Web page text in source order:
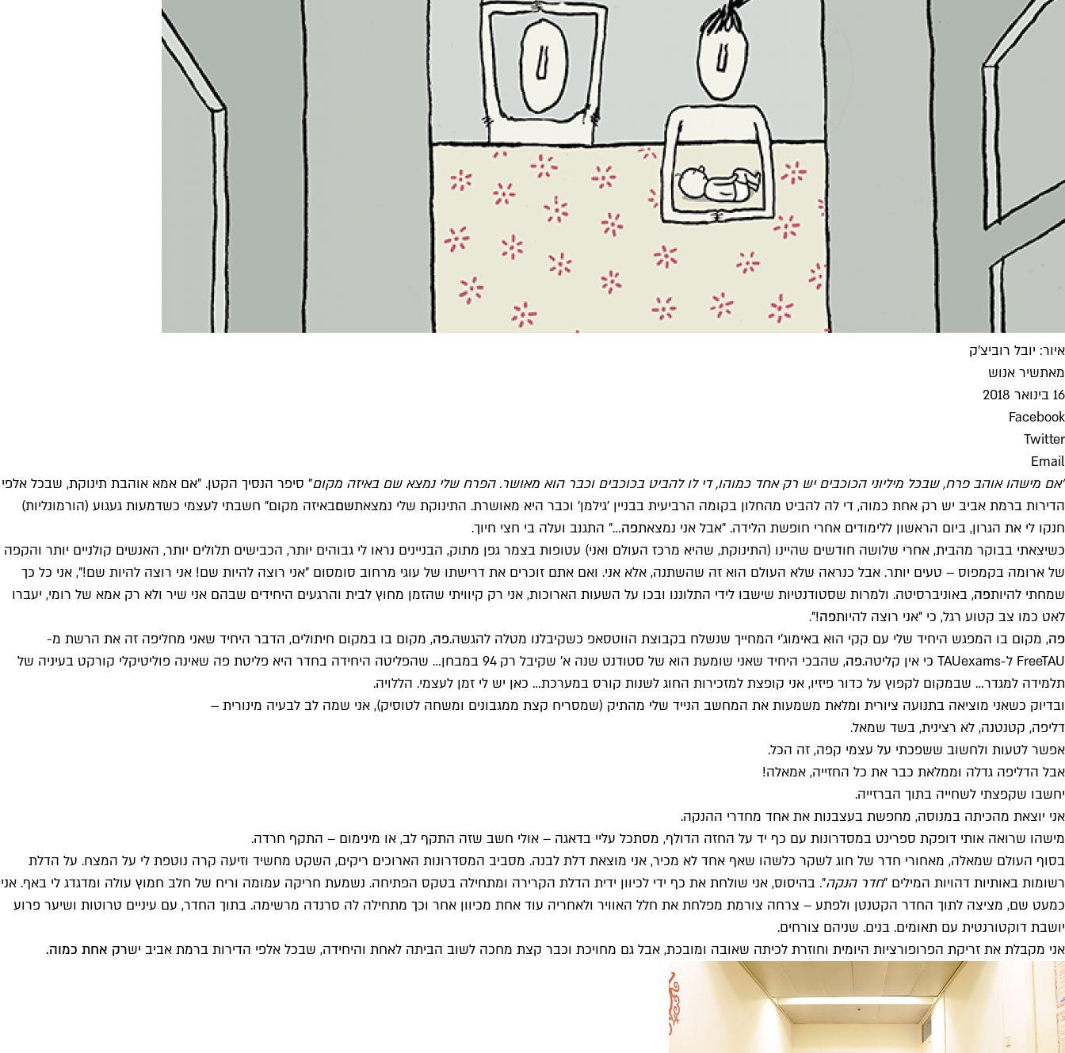
איור: יובל רוביצ'ק
מאתשיר אנוש
16 בינואר 2018
Facebook
Twitter
Email
"אם מישהו אוהב פרח, שבכל מיליוני הכוכבים יש רק אחד כמוהו, די לו להביט בכוכבים וכבר הוא מאושר. הפרח שלי נמצא שם באיזה מקום" סיפר הנסיך הקטן. "אם אמא אוהבת תינוקת, שבכל אלפי
הדירות ברמת אביב יש רק אחת כמוה, די לה להביט מהחלון בקומה הרביעית בבניין 'גילמן' וכבר היא מאושרת. התינוקת שלי נמצאתשםבאיזה מקום" חשבתי לעצמי כשדמעות געגוע (הורמונליות)
חנקו לי את הגרון, ביום הראשון ללימודים אחרי חופשת הלידה. "אבל אני נמצאתפה…" התגנב ועלה בי חצי חיוך.
כשיצאתי בבוקר מהבית, אחרי שלושה חודשים שהיינו (התינוקת, שהיא מרכז העולם ואני) עטופות בצמר גפן מתוק, הבניינים נראו לי גבוהים יותר, הכבישים תלולים יותר, האנשים קולניים יותר והקפה
של ארומה בקמפוס – טעים יותר. אבל כנראה שלא העולם הוא זה שהשתנה, אלא אני. ואם אתם זוכרים את דרישתו של עוגי מרחוב סומסום "אני רוצה להיות שם! אני רוצה להיות שם!", אני כל כך
שמחתי להיותפה, באוניברסיטה. ולמרות שסטודנטיות שישבו לידי התלוננו ובכו על השעות הארוכות, אני רק קיוויתי שהזמן מחוץ לבית והרגעים היחידים שבהם אני שיר ולא רק אמא של רומי, יעברו
לאט כמו צב קטוע רגל, כי "אני רוצה להיותפה!".
פה, מקום בו המפגש היחיד שלי עם קקי הוא באימוג'י המחייך שנשלח בקבוצת הווטסאפ כשקיבלנו מטלה להגשה.פה, מקום בו במקום חיתולים, הדבר היחיד שאני מחליפה זה את הרשת מ-
FreeTAU ל-TAUexams כי אין קליטה.
פה
, שהבכי היחיד שאני שומעת הוא של סטודנט שנה א' שקיבל רק 94 במבחן… שהפליטה היחידה בחדר היא פליטת פה שאינה פוליטיקלי קורקט בעיניה של
תלמידה למגדר… שבמקום לקפוץ על כדור פיזיו, אני קופצת למזכירות החוג לשנות קורס במערכת… כאן יש לי זמן לעצמי. הללויה.
ובדיוק כשאני מוציאה בתנועה ציורית ומלאת משמעות את המחשב הנייד שלי מהתיק (שמסריח קצת ממגבונים ומשחה לטוסיק), אני שמה לב לבעיה מינורית –
דליפה, קטנטנה, לא רצינית, בשד שמאל.
אפשר לטעות ולחשוב ששפכתי על עצמי קפה, זה הכל.
אבל הדליפה גדלה וממלאת כבר את כל החזייה, אמאלה!
יחשבו שקפצתי לשחייה בתוך הברזייה.
אני יוצאת מהכיתה במנוסה, מחפשת בעצבנות את אחד מחדרי ההנקה.
מישהו שרואה אותי דופקת ספרינט במסדרונות עם כף יד על החזה הדולף, מסתכל עליי בדאגה – אולי חשב שזה התקף לב, או מינימום – התקף חרדה.
בסוף העולם שמאלה, מאחורי חדר של חוג לשקר כלשהו שאף אחד לא מכיר, אני מוצאת דלת לבנה. מסביב המסדרונות הארוכים ריקים, השקט מחשיד וזיעה קרה נוטפת לי על המצח. על הדלת
רשומות באותיות דהויות המילים "חדר הנקה". בהיסוס, אני שולחת את כף ידי לכיוון ידית הדלת הקרירה ומתחילה בטקס הפתיחה. נשמעת חריקה עמומה וריח של חלב חמוץ עולה ומדגדג לי באף. אני
כמעט שם, מציצה לתוך החדר הקטנטן ולפתע – צרחה צורמת מפלחת את חלל האוויר ולאחריה עוד אחת מכיוון אחר וכך מתחילה לה סרנדה מרשימה. בתוך החדר, עם עיניים טרוטות ושיער פרוע
יושבת דוקטורנטית עם תאומים. בנים. שניהם צורחים.
אני מקבלת את זריקת הפרופורציות היומית וחוזרת לכיתה שאובה ומובכת, אבל גם מחויכת וכבר קצת מחכה לשוב הביתה לאחת והיחידה, שבכל אלפי הדירות ברמת אביב ישרק אחת כמוה.